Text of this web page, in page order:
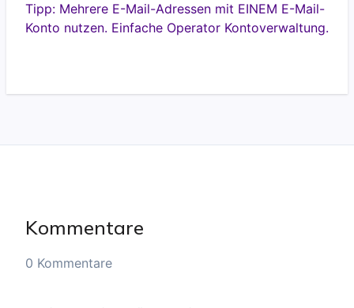
Tipp: Mehrere E-Mail-Adressen mit EINEM E-Mail-
Konto nutzen. Einfache Operator Kontoverwaltung.
Kommentare
0 Kommentare